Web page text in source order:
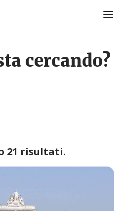
cercando?
21 risultati.